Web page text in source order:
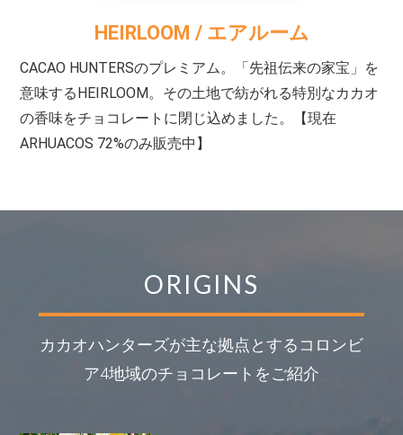
HEIRLOOM / エアルーム
CACAO HUNTERSのプレミアム。「先祖伝来の家宝」を
意味するHEIRLOOM。その土地で紡がれる特別なカカオ
の香味をチョコレートに閉じ込めました。【現在
ARHUACOS 72%のみ販売中】
ORIGINS
カカオハンターズが主な拠点とするコロンビ
ア4地域のチョコレートをご紹介